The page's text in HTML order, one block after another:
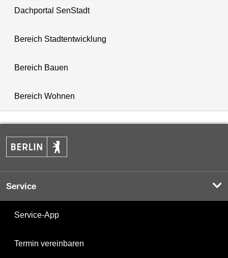
Dachportal SenStadt
Bereich Stadtentwicklung
Bereich Bauen
Bereich Wohnen
Service
Service-App
Termin vereinbaren